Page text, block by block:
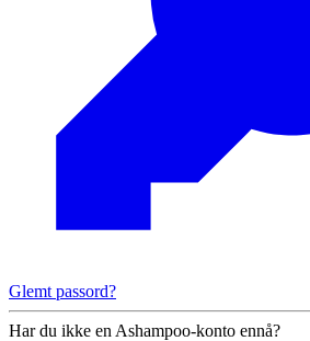
Glemt passord?
Har du ikke en Ashampoo-konto ennå?